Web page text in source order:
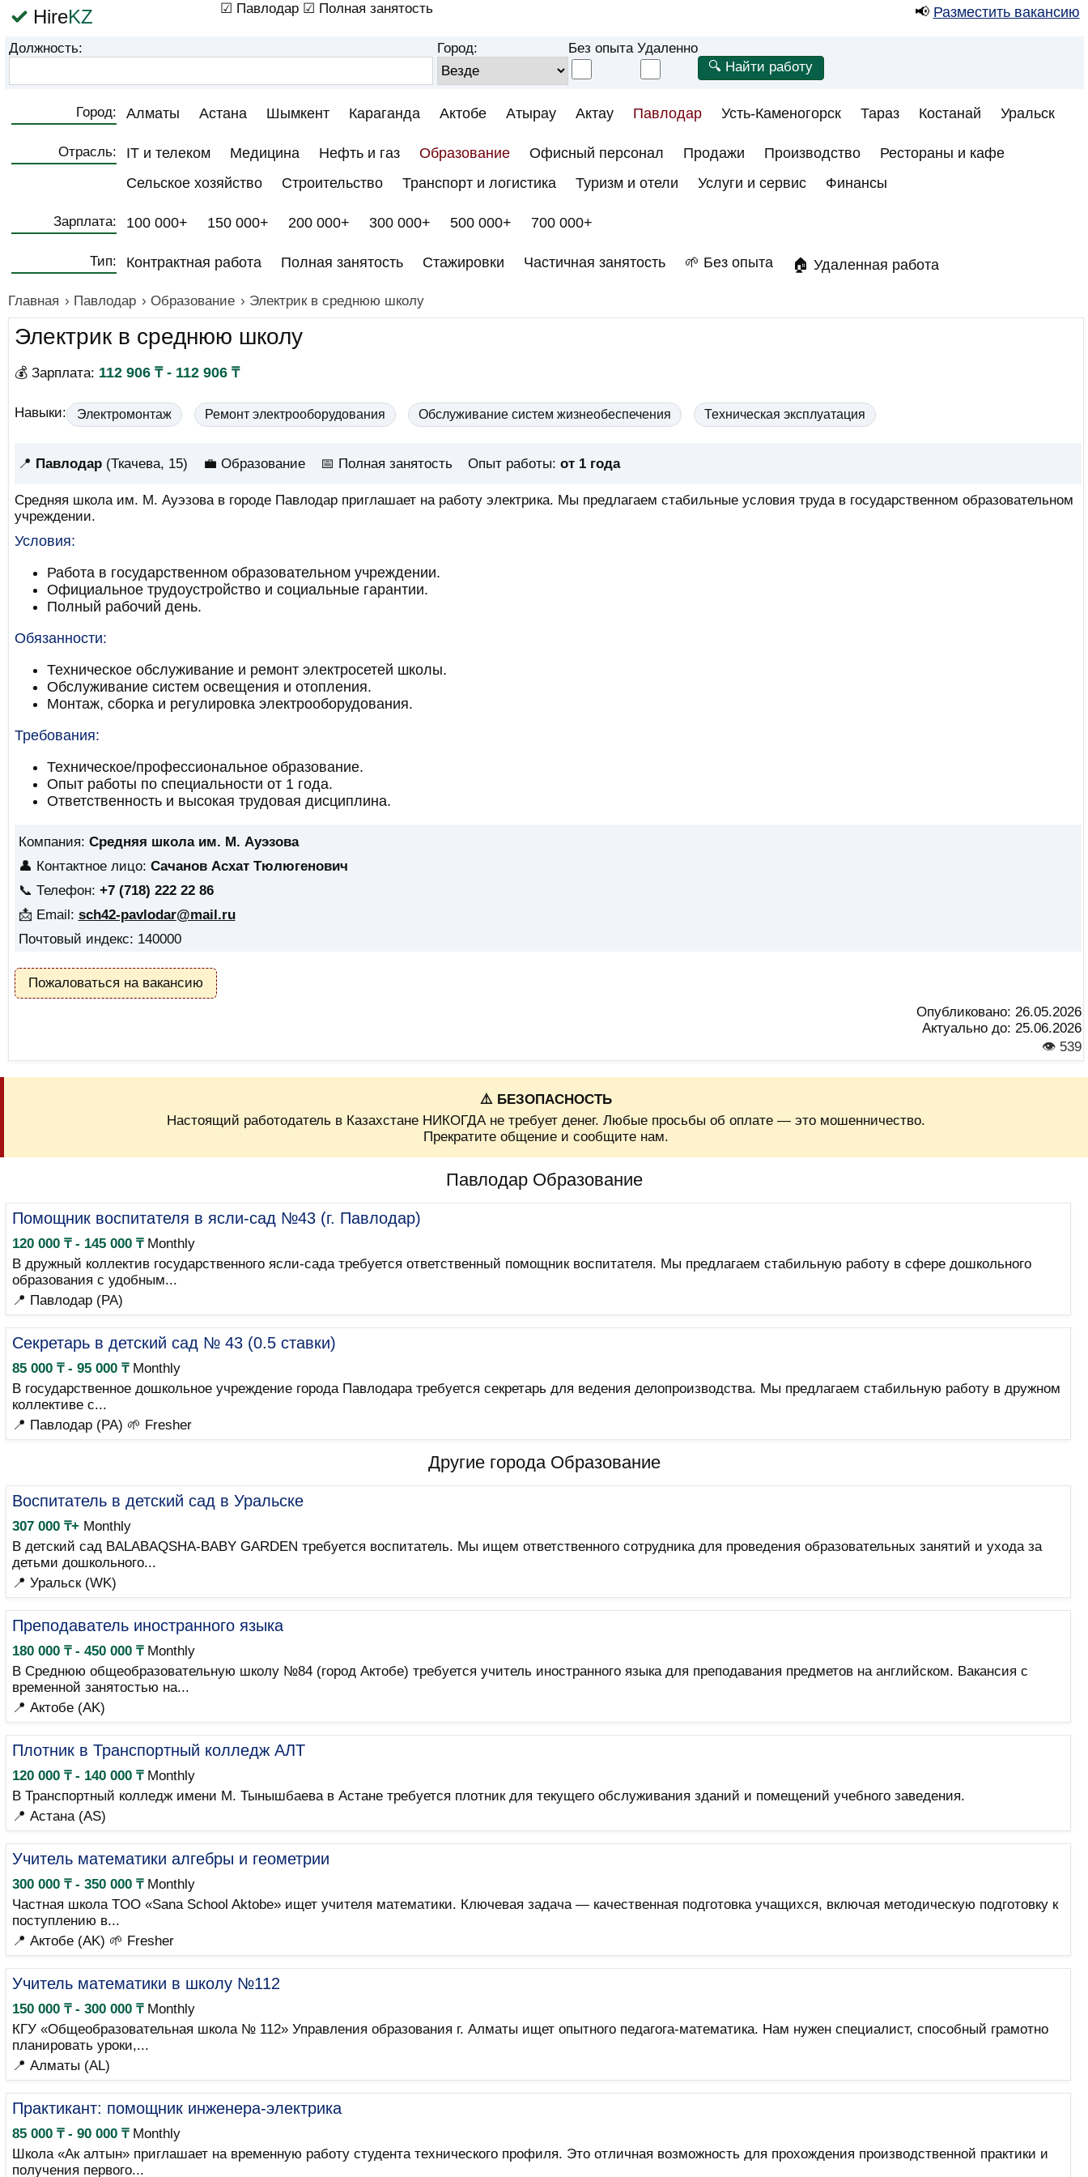
HireKZ ☑ Павлодар ☑ Полная занятость 📢 Разместить вакансию
Должность: Город: Без опыта Удаленно
Город: Алматы Астана Шымкент Караганда Актобе Атырау Актау Павлодар Усть-Каменогорск Тараз Костанай Уральск
Отрасль: IT и телеком Медицина Нефть и газ Образование Офисный персонал Продажи Производство
Рестораны и кафе
Сельское хозяйство
Строительство Транспорт и логистика Туризм и отели Услуги и сервис Финансы
Зарплата: 100 000+ 150 000+ 200 000+ 300 000+ 500 000+ 700 000+
Тип: Контрактная работа Полная занятость Стажировки Частичная занятость 🌱 Без опыта 🏠 Удаленная работа
Главная › Павлодар › Образование › Электрик в среднюю школу
Электрик в среднюю школу
💰 Зарплата: 112 906 ₸ - 112 906 ₸
Навыки: Электромонтаж Ремонт электрооборудования Обслуживание систем жизнеобеспечения Техническая эксплуатация
📍 Павлодар(Ткачева, 15) 💼 Образование 📅 Полная занятость Опыт работы: от 1 года
Средняя школа им. М. Ауэзова в городе Павлодар приглашает на работу электрика. Мы предлагаем стабильные условия труда в государственном образовательном
учреждении.
Условия:
Работа в государственном образовательном учреждении.
Официальное трудоустройство и социальные гарантии.
Полный рабочий день.
Обязанности:
Техническое обслуживание и ремонт электросетей школы.
Обслуживание систем освещения и отопления.
Монтаж, сборка и регулировка электрооборудования.
Требования:
Техническое/профессиональное образование.
Опыт работы по специальности от 1 года.
Ответственность и высокая трудовая дисциплина.
Компания: Средняя школа им. М. Ауэзова
👤 Контактное лицо: Сачанов Асхат Тюлюгенович
📞 Телефон: +7 (718) 222 22 86
📩 Email: sch42-pavlodar@mail.ru
Почтовый индекс: 140000
Пожаловаться на вакансию
Опубликовано: 26.05.2026
Актуально до: 25.06.2026
👁 539
⚠️ БЕЗОПАСНОСТЬ
Настоящий работодатель в Казахстане НИКОГДА не требует денег. Любые просьбы об оплате — это мошенничество.
Прекратите общение и сообщите нам.
Павлодар Образование
Помощник воспитателя в ясли-сад №43 (г. Павлодар)
120 000 ₸ - 145 000 ₸Monthly
В дружный коллектив государственного ясли-сада требуется ответственный помощник воспитателя. Мы предлагаем стабильную работу в сфере дошкольного
образования с удобным...
📍 Павлодар (PA)
Секретарь в детский сад № 43 (0.5 ставки)
85 000 ₸ - 95 000 ₸Monthly
В государственное дошкольное учреждение города Павлодара требуется секретарь для ведения делопроизводства. Мы предлагаем стабильную работу в дружном
коллективе с...
📍 Павлодар (PA) 🌱 Fresher
Другие города Образование
Воспитатель в детский сад в Уральске
307 000 ₸+ Monthly
В детский сад BALABAQSHA-BABY GARDEN требуется воспитатель. Мы ищем ответственного сотрудника для проведения образовательных занятий и ухода за
детьми дошкольного...
📍 Уральск (WK)
Преподаватель иностранного языка
180 000 ₸ - 450 000 ₸Monthly
В Среднюю общеобразовательную школу №84 (город Актобе) требуется учитель иностранного языка для преподавания предметов на английском. Вакансия с
временной занятостью на...
📍 Актобе (AK)
Плотник в Транспортный колледж АЛТ
120 000 ₸ - 140 000 ₸Monthly
В Транспортный колледж имени М. Тынышбаева в Астане требуется плотник для текущего обслуживания зданий и помещений учебного заведения.
📍 Астана (AS)
Учитель математики алгебры и геометрии
300 000 ₸ - 350 000 ₸Monthly
Частная школа TOO «Sana School Aktobe» ищет учителя математики. Ключевая задача — качественная подготовка учащихся, включая методическую подготовку к
поступлению в...
📍 Актобе (AK) 🌱 Fresher
Учитель математики в школу №112
150 000 ₸ - 300 000 ₸Monthly
КГУ «Общеобразовательная школа № 112» Управления образования г. Алматы ищет опытного педагога-математика. Нам нужен специалист, способный грамотно
планировать уроки,...
📍 Алматы (AL)
Практикант: помощник инженера-электрика
85 000 ₸ - 90 000 ₸Monthly
Школа «Ак алтын» приглашает на временную работу студента технического профиля. Это отличная возможность для прохождения производственной практики и
получения первого...